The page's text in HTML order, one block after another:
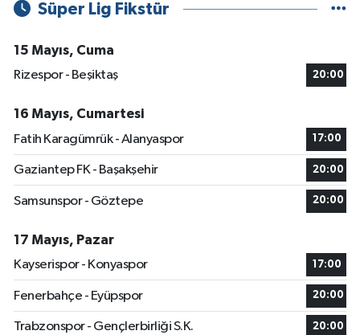
Süper Lig Fikstür
15 Mayıs, Cuma
Rizespor - Beşiktaş
20:00
16 Mayıs, Cumartesi
Fatih Karagümrük - Alanyaspor
17:00
Gaziantep FK - Başakşehir 20:00
Samsunspor - Göztepe 20:00
17 Mayıs, Pazar
Kayserispor - Konyaspor
17:00
Fenerbahçe - Eyüpspor 20:00
Trabzonspor - Gençlerbirliği S.K. 20:00